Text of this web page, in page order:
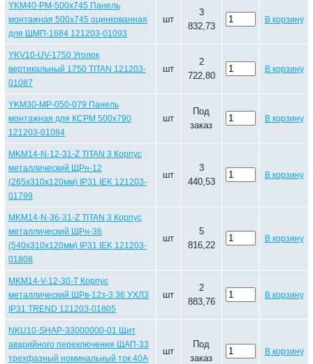
YKM40-PM-500x745 Панель
монтажная 500х745 оцинкованная
для ЩМП-1684 121203-01093
шт
3
832,73
В корзину
YKV10-UV-1750 Уголок
вертикальный 1750 TITAN 121203-
01087
шт
2
722,80
В корзину
YKM30-MP-050-079 Панель
монтажная для КСРМ 500х790
121203-01084
шт
Под
заказ
В корзину
MKM14-N-12-31-Z TITAN 3 Корпус
металлический ЩРн-12
(265х310х120мм) IP31 IEK 121203-
01799
шт
3
440,53
В корзину
MKM14-N-36-31-Z TITAN 3 Корпус
металлический ЩРн-36
(540х310х120мм) IP31 IEK 121203-
01808
шт
5
816,22
В корзину
MKM14-V-12-30-T Корпус
металлический ЩРв-12з-3 36 УХЛ3
IP31 TREND 121203-01805
шт
2
883,76
В корзину
NKU10-SHAP-33000000-01 Щит
аварийного переключения ЩАП-33
трехфазный номинальный ток 40А
шт
Под
заказ
В корзину